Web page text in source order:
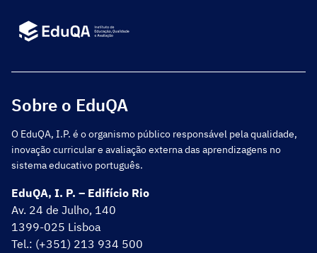
Sobre o EduQA
O EduQA, I.P. é o organismo público responsável pela qualidade,
inovação curricular e avaliação externa das aprendizagens no
sistema educativo português.
EduQA, I. P. – Edifício Rio
Av. 24 de Julho, 140
1399-025 Lisboa
Tel.: (+351) 213 934 500